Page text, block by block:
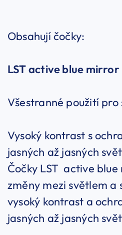
Obsahují čočky:
LSTactive blue mirror
Všestranné použití pro
Vysoký kontrast s
jasných až jasných
Čočky LST active
změny mezi světlem a
vysoký kontrast a
jasných až jasných